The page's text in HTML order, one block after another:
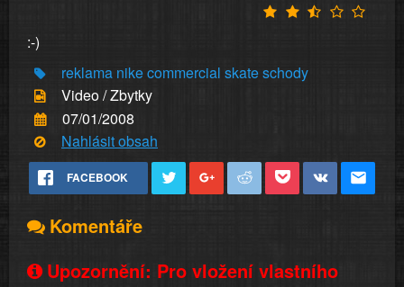
:-)
reklama nikecommercial skateschody
Video / Zbytky
07/01/2008
Nahlásit obsah
FACEBOOK
Komentáře
Upozornění: Pro vložení vlastního